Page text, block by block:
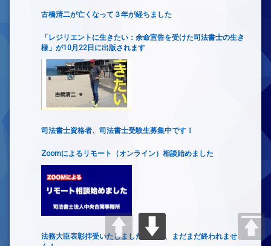
古橋清二が亡くなって３年が経ちました
「レジリエントに生きたい：余命宣告を受けた司法書士の生き
様」が10月22日に出版されます
司法書士資格者、司法書士受験生募集中です！
Zoomによるリモート（オンライン）相談始めました
法務大臣表彰拝受いたしました。でも、まだまだ終われませ